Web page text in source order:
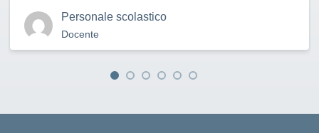
Personale scolastico
Docente